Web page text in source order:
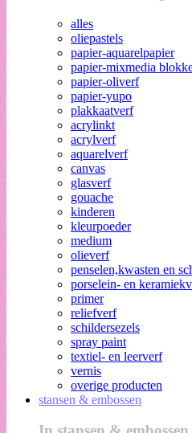
alles
oliepastels
papier-aquarelpapier
papier-mixmedia
papier-oliverf
papier-yupo
plakkaatverf
acrylinkt
acrylverf
aquarelverf
canvas
glasverf
gouache
kinderen
kleurpoeder
medium
olieverf
penselen,kwasten en
porselein- en
primer
reliefverf
schildersezels
spray paint
textiel- en leerverf
vernis
overige producten
stansen & embossen